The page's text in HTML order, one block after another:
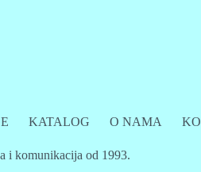
KATALOG O NAMA
i komunikacija od 1993.